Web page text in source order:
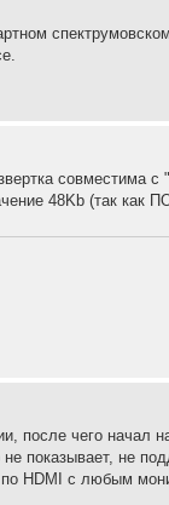
совместима с
48Kb (так как
после чего начал
показывает, не
HDMI с любым